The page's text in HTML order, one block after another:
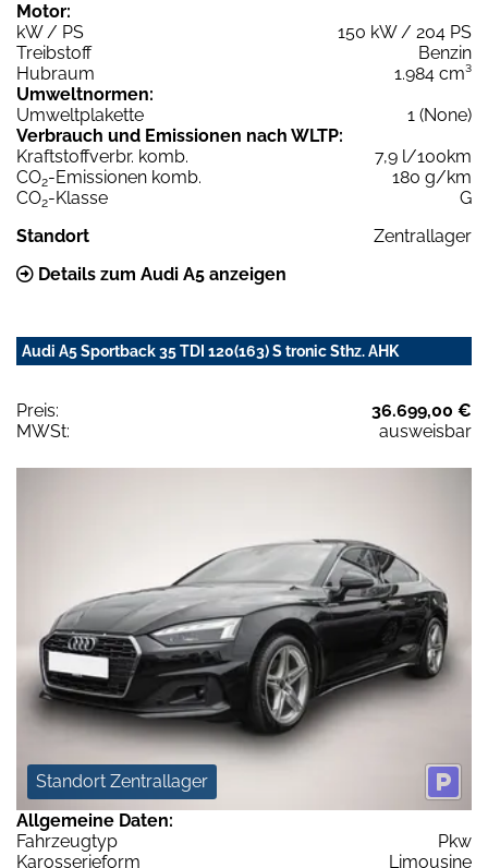
Motor:
kW / PS
150 kW / 204 PS
Treibstoff
Benzin
Hubraum
1.984 cm³
Umweltnormen:
Umweltplakette
1 (None)
Verbrauch und Emissionen nach WLTP:
Kraftstoffverbr. komb.
7,9 l/100km
CO2-Emissionen komb.
180 g/km
CO2-Klasse
G
Standort
Zentrallager
Details zum Audi A5 anzeigen
Audi A5 Sportback 35 TDI 120(163) S tronic Sthz. AHK
Preis:
36.699,00 €
MWSt:
ausweisbar
Standort Zentrallager
Allgemeine Daten:
Fahrzeugtyp
Pkw
Karosserieform
Limousine